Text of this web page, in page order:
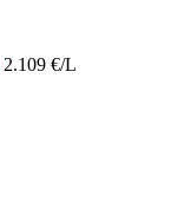
2.109 €/L